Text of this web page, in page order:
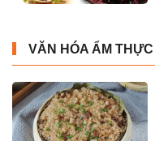
VĂN HÓA ẨM THỰC